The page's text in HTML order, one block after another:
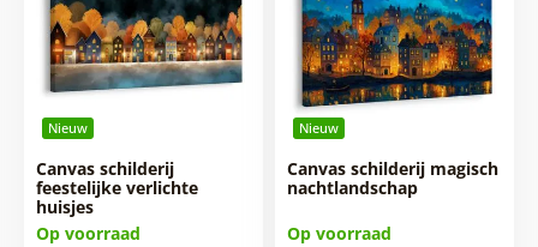
Nieuw
Canvas schilderij
feestelijke verlichte
huisjes
Op voorraad
Nieuw
Canvas schilderij magisch
nachtlandschap
Op voorraad